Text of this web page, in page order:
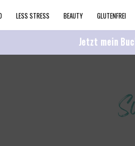
Jetzt mein
LESS STRESS BEAUTY GLUTENFREI